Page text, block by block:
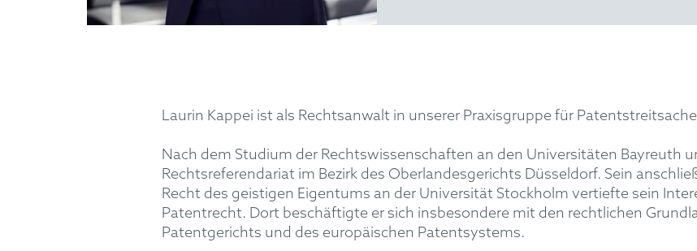
Laurin Kappei ist als Rechtsanwalt in unsererPraxisgruppe für Patentstreit
Nach dem Studium der Rechtswissenschaften an den Universitäten Bayreuth
Rechtsreferendariat im Bezirk des Oberlandesgerichts Düsseldorf. Sein
Recht des geistigen Eigentums an der Universität Stockholm vertiefte sein
Patentrecht. Dort beschäftigte er sich insbesondere mit den rechtlichen
Patentgerichts und des europäischen Patentsystems.